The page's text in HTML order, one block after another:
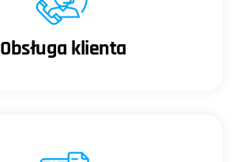
Obsługa klienta